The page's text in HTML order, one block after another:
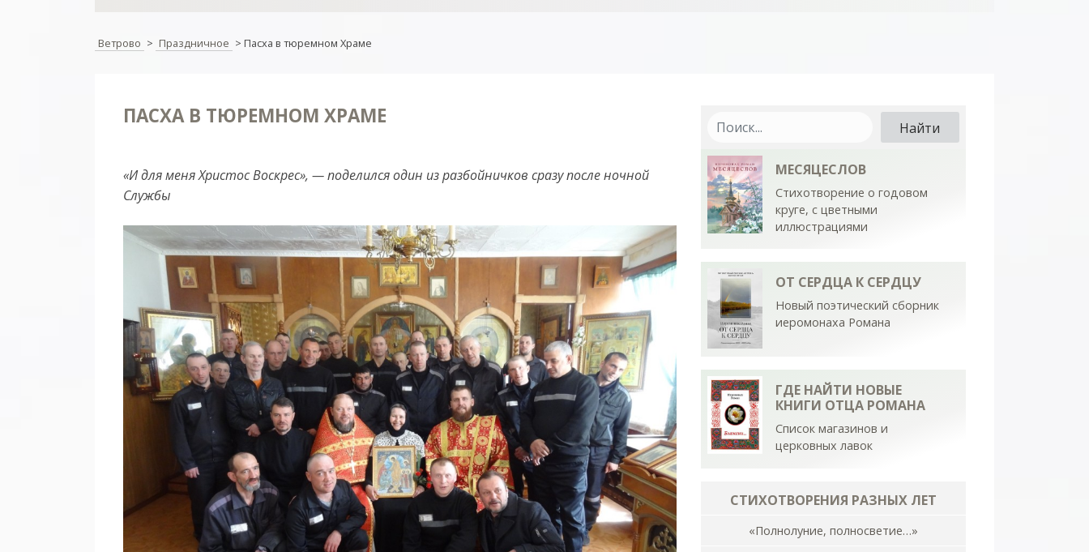
Ветрово > Праздничное > Пасха в тюремном Храме
ПАСХА В ТЮРЕМНОМ ХРАМЕ
«И для меня Христос Воскрес», — поделился один из разбойничков сразу после ночной
Службы
МЕСЯЦЕСЛОВ
Стихотворение о годовом
круге, с цветными
иллюстрациями
ОТ СЕРДЦА К СЕРДЦУ
Новый поэтический сборник
иеромонаха Романа
ГДЕ НАЙТИ НОВЫЕ
КНИГИ ОТЦА РОМАНА
Список магазинов и
церковных лавок
СТИХОТВОРЕНИЯ РАЗНЫХ ЛЕТ
«Полнолуние, полносветие…»